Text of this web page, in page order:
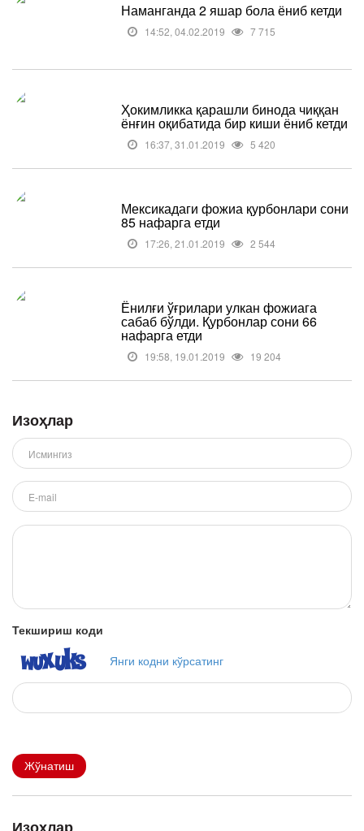
Наманганда 2 яшар бола ёниб кетди
14:52, 04.02.2019 7 715
Ҳокимликка қарашли бинода чиққан
ёнғин оқибатида бир киши ёниб кетди
16:37, 31.01.2019 5 420
Мексикадаги фожиа қурбонлари сони
85 нафарга етди
17:26, 21.01.2019 2 544
Ёнилғи ўғрилари улкан фожиага
сабаб бўлди. Қурбонлар сони 66
нафарга етди
19:58, 19.01.2019 19 204
Изоҳлар
Текшириш коди
Янги кодни кўрсатинг
Жўнатиш
Изоҳлар